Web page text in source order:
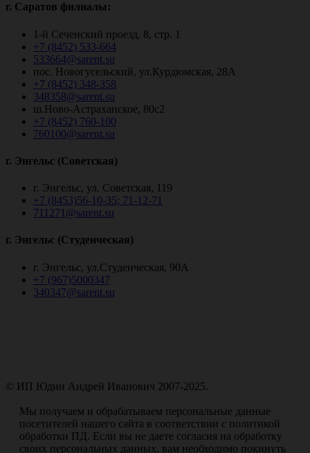
г. Саратов филиалы:
1-й Сеченский проезд, 8, стр. 1
+7 (8452) 533-664
533664@sarent.su
пос. Новогусельский, ул.Курдюмская, 28А
+7 (8452) 348-358
348358@sarent.su
ш.Ново-Астраханское, 80с2
+7 (8452) 760-100
760100@sarent.su
г. Энгельс (Советская)
г. Энгельс, ул. Советская, 119
+7 (8453)56-10-35; 71-12-71
711271@sarent.su
г. Энгельс (Студенческая)
г. Энгельс, ул.Студенческая, 90А
+7 (967)5000347
340347@sarent.su
© ИП Юдин Андрей Иванович 2007-2025.
Мы получаем и обрабатываем персональные данные
посетителей нашего сайта в соответствии с политикой
обработки ПД. Если вы не даете согласия на обработку
своих персональных данных, вам необходимо покинуть